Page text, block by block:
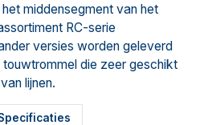
middensegment van het
RC-serie
versies worden geleverd
touwtrommel die zeer geschikt
lijnen.